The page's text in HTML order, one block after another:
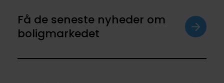
Få de seneste nyheder om
boligmarkedet